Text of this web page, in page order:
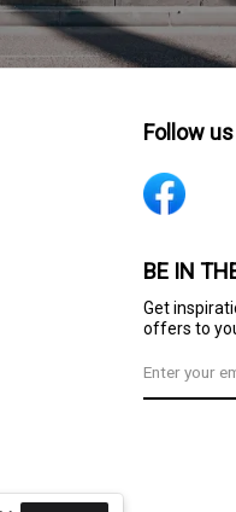
Follow us
BE IN
Get
offers to